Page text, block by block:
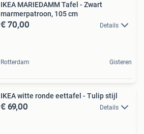
IKEA MARIEDAMM Tafel - Zwart
marmerpatroon, 105 cm
€ 70,00 Details
Rotterdam Gisteren
IKEA witte ronde eettafel - Tulip stijl
€ 69,00 Details